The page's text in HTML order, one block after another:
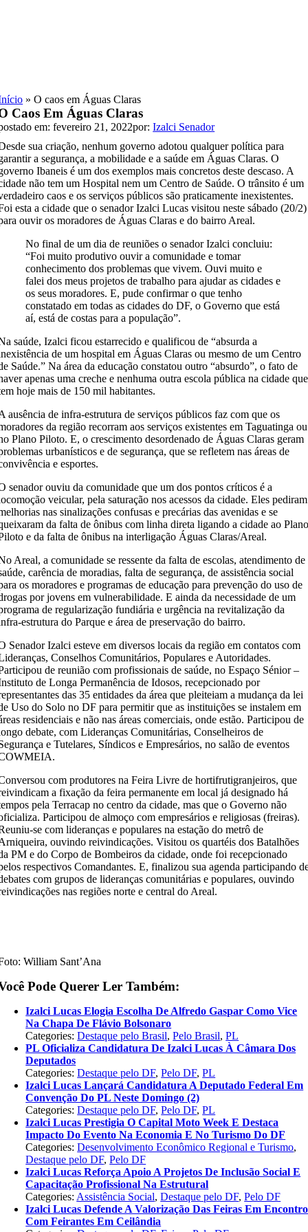
»O caos em Águas Claras
Caos Em Águas Claras
em: fevereiro 21, 2022por:Izalci Senador
sua criação, nenhum governo adotou qualquer política para
a segurança, a mobilidade e a saúde em Águas Claras. O
Ibaneis é um dos exemplos mais concretos deste descaso. A
não tem um Hospital nem um Centro de Saúde. O trânsito é um
caos e os serviços públicos são praticamente inexistentes.
esta a cidade que o senador Izalci Lucas visitou neste sábado (20/2)
ouvir os moradores de Águas Claras e do bairro Areal.
No final de um dia de reuniões o senador Izalci concluiu:
“Foi muito produtivo ouvir a comunidade e tomar
conhecimento dos problemas que vivem. Ouvi muito e
falei dos meus projetos de trabalho para ajudar as cidades e
os seus moradores. E, pude confirmar o que tenho
constatado em todas as cidades do DF, o Governo que está
aí, está de costas para a população”.
saúde, Izalci ficou estarrecido e qualificou de “absurda a
de um hospital em Águas Claras ou mesmo de um Centro
Saúde.” Na área da educação constatou outro “absurdo”, o fato de
apenas uma creche e nenhuma outra escola pública na cidade que
hoje mais de 150 mil habitantes.
ausência de infra-estrutura de serviços públicos faz com que os
da região recorram aos serviços existentes em Taguatinga ou
Plano Piloto. E, o crescimento desordenado de Águas Claras geram
urbanísticos e de segurança, que se refletem nas áreas de
e esportes.
senador ouviu da comunidade que um dos pontos críticos é a
veicular, pela saturação nos acessos da cidade. Eles pediram
nas sinalizações confusas e precárias das avenidas e se
da falta de ônibus com linha direta ligando a cidade ao
e da falta de ônibus na interligação Águas Claras/Areal.
Areal, a comunidade se ressente da falta de escolas, atendimento de
carência de moradias, falta de segurança, de assistência social
os moradores e programas de educação para prevenção do uso de
por jovens em vulnerabilidade. E ainda da necessidade de um
de regularização fundiária e urgência na revitalização da
estrutura do Parque e área de preservação do bairro.
Senador Izalci esteve em diversos locais da região em contatos com
Conselhos Comunitários, Populares e Autoridades.
de reunião com profissionais de saúde, no Espaço Sénior –
de Longa Permanência de Idosos, recepcionado por
das 35 entidades da área que pleiteiam a mudança da lei
Uso do Solo no DF para permitir que as instituições se instalem em
residenciais e não nas áreas comerciais, onde estão. Participou de
debate, com Lideranças Comunitárias, Conselheiros de
e Tutelares, Síndicos e Empresários, no salão de eventos
com produtores na Feira Livre de hortifrutigranjeiros, que
a fixação da feira permanente em local já designado há
pela Terracap no centro da cidade, mas que o Governo não
Participou de almoço com empresários e religiosas (freiras).
se com lideranças e populares na estação do metrô de
ouvindo reivindicações. Visitou os quartéis dos Batalhões
PM e do Corpo de Bombeiros da cidade, onde foi recepcionado
respectivos Comandantes. E, finalizou sua agenda participando
com grupos de lideranças comunitárias e populares, ouvindo
nas regiões norte e central do Areal.
William Sant’Ana
Pode Querer Ler Também:
Izalci Lucas Elogia Escolha De Alfredo Gaspar Como Vice
Na Chapa De Flávio Bolsonaro
Categories:Destaque pelo Brasil,Pelo Brasil,PL
PL Oficializa Candidatura De Izalci Lucas À Câmara Dos
Deputados
Categories:Destaque pelo DF,Pelo DF,PL
Izalci Lucas Lançará Candidatura A Deputado Federal Em
Convenção Do PL Neste Domingo (2)
Categories:Destaque pelo DF,Pelo DF,PL
Izalci Lucas Prestigia O Capital Moto Week E Destaca
Impacto Do Evento Na Economia E No Turismo Do DF
Categories:Desenvolvimento Econômico Regional e Turismo,
Destaque pelo DF,Pelo DF
Izalci Lucas Reforça Apoio A Projetos De Inclusão Social E
Capacitação Profissional Na Estrutural
Categories: Assistência Social,Destaque pelo DF,Pelo DF
Izalci Lucas Defende A Valorização Das Feiras Em Encontro
Com Feirantes Em Ceilândia